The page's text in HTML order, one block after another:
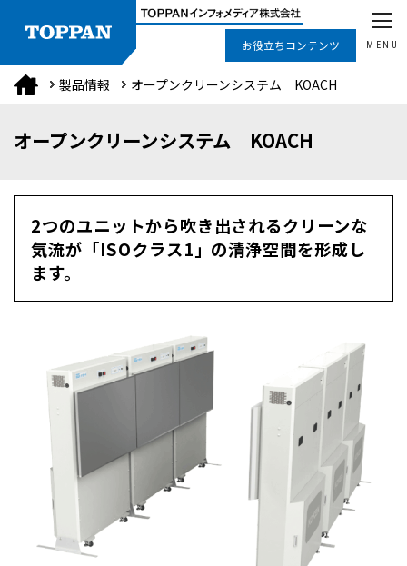
お役立ちコンテンツ MENU
製品情報 オープンクリーンシステム KOACH
オープンクリーンシステム KOACH
2つのユニットから吹き出されるクリーンな
気流が「ISOクラス1」の清浄空間を形成し
ます。